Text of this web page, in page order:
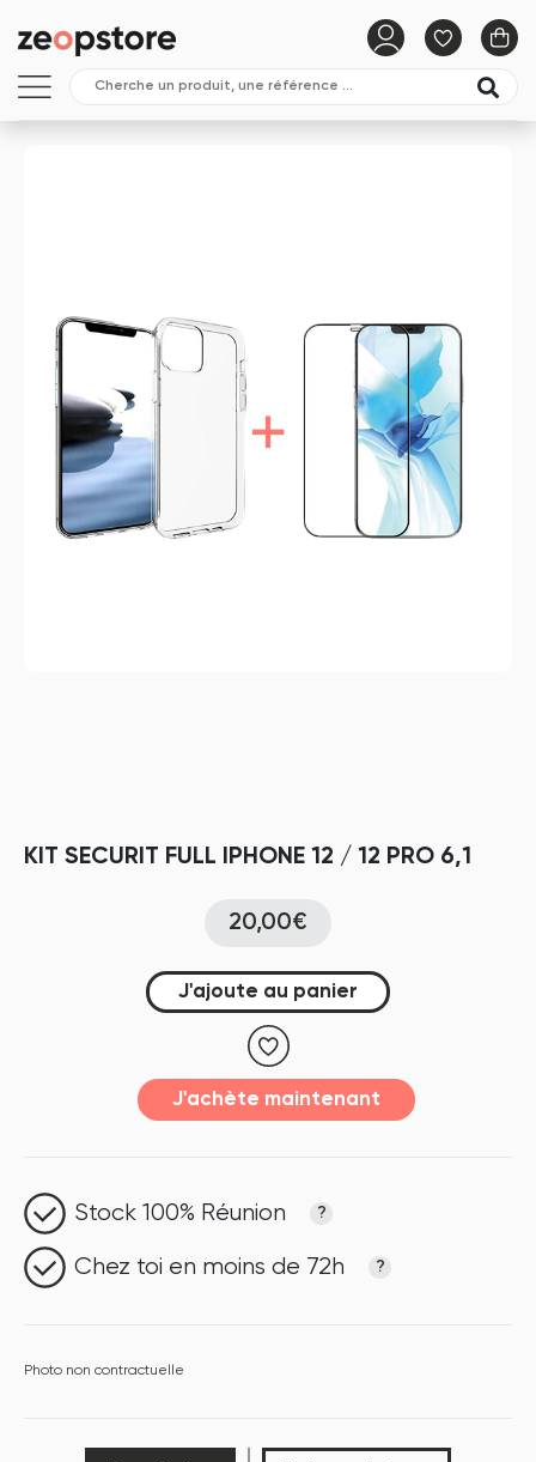
KIT SECURIT FULL IPHONE 12 / 12 PRO 6,1
20,00€
J'ajoute au panier
J'achète maintenant
Stock 100% Réunion ?
Chez toi en moins de 72h ?
Photo non contractuelle